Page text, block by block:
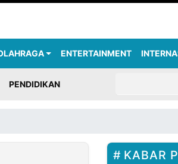
ENTERTAINMENT
PENDIDIKAN
KABAR